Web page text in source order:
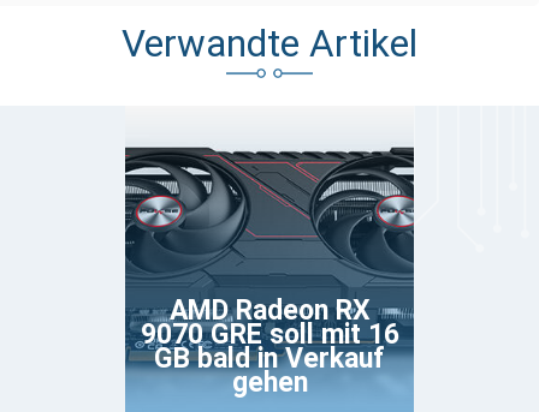
Verwandte Artikel
AMD Radeon RX
9070 GRE soll mit 16
GB bald in Verkauf
gehen